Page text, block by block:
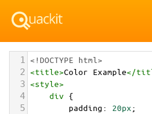
1 <!DOCTYPE html>
2 <title>Color Example</
3 <style>
4 div {
5 padding: 20px;